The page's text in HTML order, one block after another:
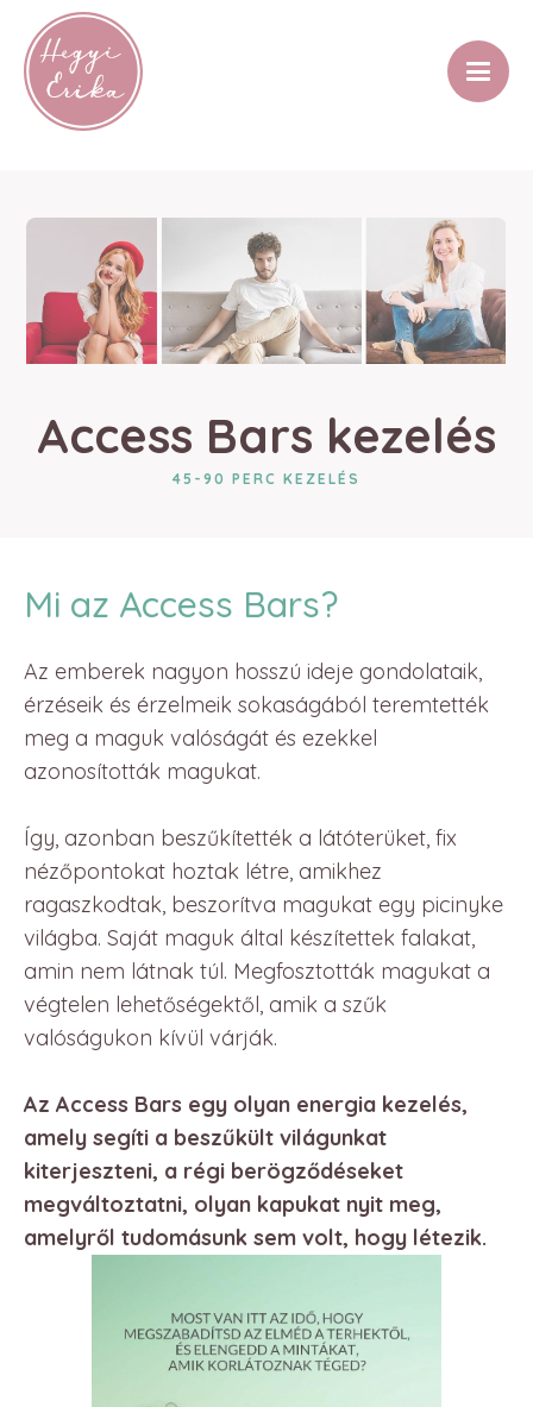
Access Bars kezelés
45-90 PERC KEZELÉS
Mi az Access Bars?
Az emberek nagyon hosszú ideje gondolataik,
érzéseik és érzelmeik sokaságából teremtették
meg a maguk valóságát és ezekkel
azonosították magukat.
Így, azonban beszűkítették a látóterüket, fix
nézőpontokat hoztak létre, amikhez
ragaszkodtak, beszorítva magukat egy picinyke
világba. Saját maguk által készítettek falakat,
amin nem látnak túl. Megfosztották magukat a
végtelen lehetőségektől, amik a szűk
valóságukon kívül várják.
Az Access Bars egy olyan energia kezelés,
amely segíti a beszűkült világunkat
kiterjeszteni, a régi berögződéseket
megváltoztatni, olyan kapukat nyit meg,
amelyről tudomásunk sem volt, hogy létezik.